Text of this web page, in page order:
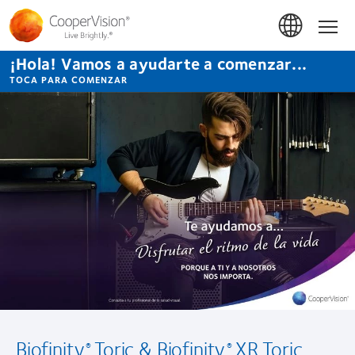
Pasar
contenido
principal
Inicio
¡Hola! Vamos a ayudarte a comenzar...
TOCA PARA COMENZAR
Biofinity®Toric & Biofinity®XR Toric